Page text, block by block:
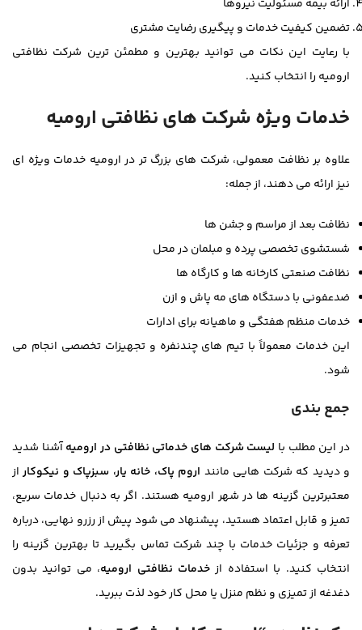
ارائه بیمه مسئولیت نیروها
تضمین کیفیت خدمات و پیگیری رضایت مشتری
با رعایت این نکات می توانید بهترین و مطمئن ترین شرکت نظافتی
ارومیه را انتخاب کنید.
خدمات ویژه شرکت های نظافتی ارومیه
علاوه بر نظافت معمولی، شرکت های بزرگ تر در ارومیه خدمات ویژه ای
نیز ارائه می دهند، از جمله:
نظافت بعد از مراسم و جشن ها
شستشوی تخصصی پرده و مبلمان در محل
نظافت صنعتی کارخانه ها و کارگاه ها
ضدعفونی با دستگاه های مه پاش و ازن
خدمات منظم هفتگی و ماهیانه برای ادارات
این خدمات معمولاً با تیم های چندنفره و تجهیزات تخصصی انجام می
شود.
جمع بندی
در این مطلب با لیست شرکت های خدماتی نظافتی در ارومیهآشنا شدید
و دیدید که شرکت هایی مانند اروم پاک، خانه یار، سبزپاک و نیکوکاراز
معتبرترین گزینه ها در شهر ارومیه هستند. اگر به دنبال خدمات سریع،
تمیز و قابل اعتماد هستید، پیشنهاد می شود پیش از رزرو نهایی، درباره
تعرفه و جزئیات خدمات با چند شرکت تماس بگیرید تا بهترین گزینه را
انتخاب کنید. با استفاده از خدمات نظافتی ارومیه، می توانید بدون
دغدغه از تمیزی و نظم منزل یا محل کار خود لذت ببرید.